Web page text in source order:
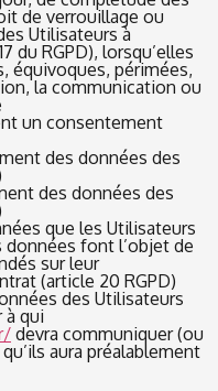
de verrouillage ou
Utilisateurs à
du RGPD), lorsqu’elles
équivoques, périmées,
la communication ou
un consentement
des données des
des données des
que les Utilisateurs
font l’objet de
sur leur
(article 20 RGPD)
des Utilisateurs
à qui
devra communiquer (ou
aura préalablement